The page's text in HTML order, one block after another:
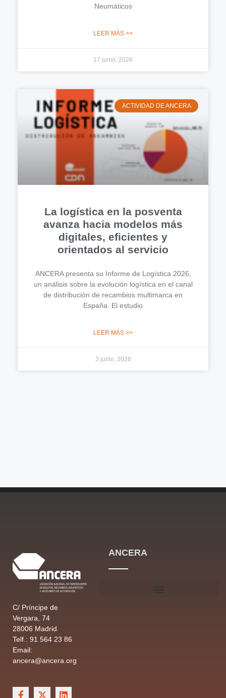
Neumáticos
LEER MÁS >>
17 junio, 2026
ACTIVIDAD DE ANCERA
La logística en la posventa
avanza hacia modelos más
digitales, eficientes y
orientados al servicio
ANCERA presenta su Informe de Logística 2026,
un análisis sobre la evolución logística en el canal
de distribución de recambios multimarca en
España. El estudio
LEER MÁS >>
3 junio, 2026
C/ Príncipe de
Vergara, 74
28006 Madrid
Telf.: 91 564 23 86
Email:
ancera@ancera.org
ANCERA